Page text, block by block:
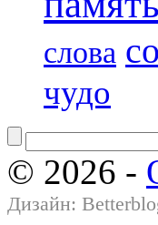
слова
чудо
© 2026 -
Дизайн: